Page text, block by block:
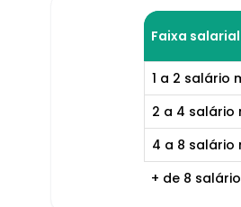
Faixa salarial
1 a 2 salário
2 a 4 salário
4 a 8 salário
+ de 8